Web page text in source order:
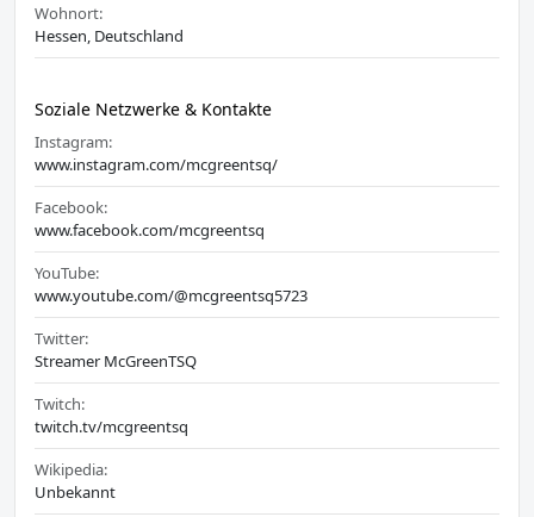
Wohnort:
Hessen, Deutschland
Soziale Netzwerke & Kontakte
Instagram:
www.instagram.com/mcgreentsq/
Facebook:
www.facebook.com/mcgreentsq
YouTube:
www.youtube.com/@mcgreentsq5723
Twitter:
Streamer McGreenTSQ
Twitch:
twitch.tv/mcgreentsq
Wikipedia:
Unbekannt